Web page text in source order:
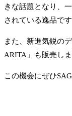
きな話題となり、
されている逸品です
また、新進気鋭の
ARITA」も販売しま
この機会にぜひ